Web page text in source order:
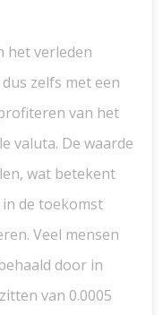
het verleden
zelfs met een
van het
valuta. De waarde
wat betekent
de toekomst
Veel mensen
door in
van 0.0005